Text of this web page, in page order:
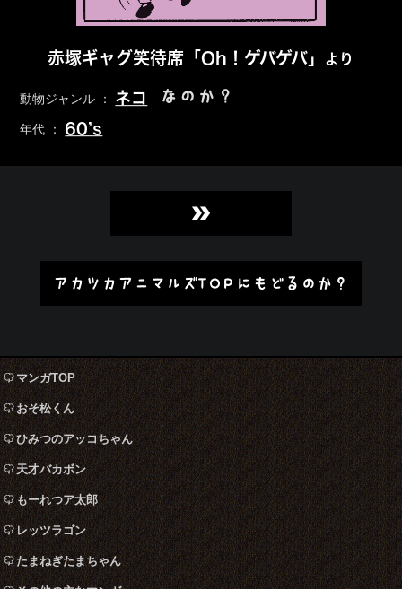
赤塚ギャグ笑待席「Oh！ゲバゲバ」 より
動物ジャンル ： ネコ なのか？
年代 ： 60’s
»
アカツカアニマルズTOPにもどるのか？
マンガTOP
おそ松くん
ひみつのアッコちゃん
天才バカボン
もーれつア太郎
レッツラゴン
たまねぎたまちゃん